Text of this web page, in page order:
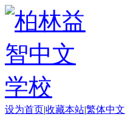
设为首页|收藏本站|繁体中文